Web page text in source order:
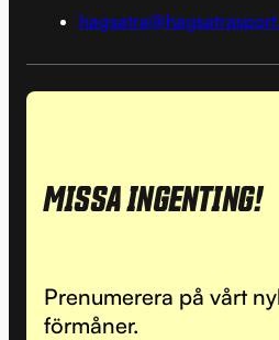
MISSA INGENTING!
Prenumerera på vårt
förmåner.